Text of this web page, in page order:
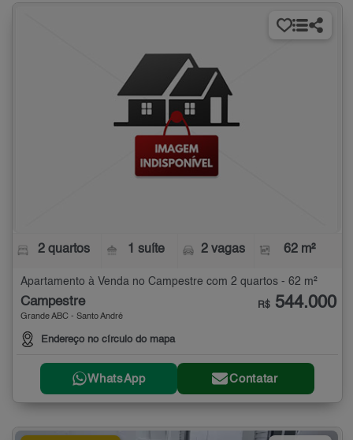
2 quartos 1 suíte 2 vagas 62 m²
Apartamento à Venda no Campestre com 2 quartos - 62 m²
Campestre
Grande ABC - Santo André
Endereço no círculo do mapa
R$ 544.000
WhatsApp Contatar